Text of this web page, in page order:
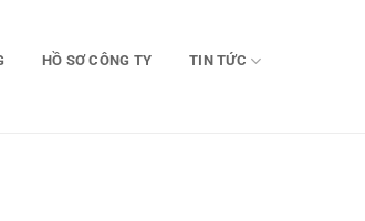
HỒ SƠ CÔNG TY TIN TỨC